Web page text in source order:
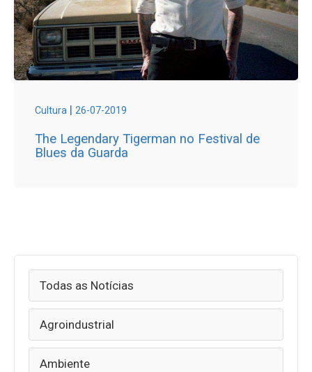
Cultura | 26-07-2019
The Legendary Tigerman no Festival de
Blues da Guarda
Todas as Notícias
Agroindustrial
Ambiente